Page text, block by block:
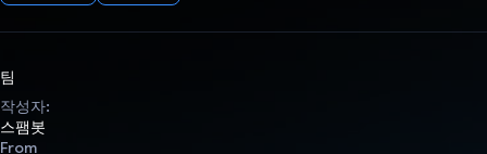
팀
작성자:
스팸봇
From